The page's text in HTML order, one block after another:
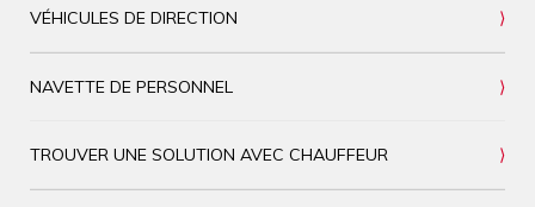
VÉHICULES DE DIRECTION
NAVETTE DE PERSONNEL
TROUVER UNE SOLUTION AVEC CHAUFFEUR